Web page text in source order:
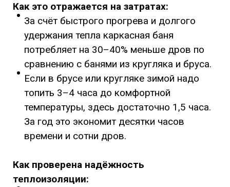
Как это отражается на затратах:
За счёт быстрого прогрева и долгого
удержания тепла каркасная баня
потребляет на 30–40% меньше дров по
сравнению с банями из кругляка и бруса.
Если в брусе или кругляке зимой надо
топить 3–4 часа до комфортной
температуры, здесь достаточно 1,5 часа.
За год это экономит десятки часов
времени и сотни дров.
Как проверена надёжность
теплоизоляции: